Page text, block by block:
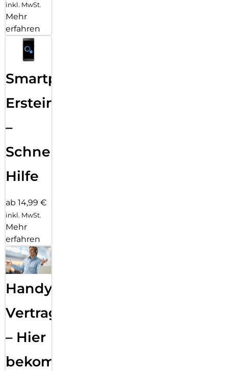
inkl. MwSt.
Mehr
erfahren
Smartphone
Ersteinrichtung
–
Schnelle
Hilfe
ab 14,99 €
inkl. MwSt.
Mehr
erfahren
Handy
Vertragsabwicklung
– Hier
bekommst